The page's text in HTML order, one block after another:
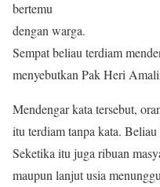
bertemu
dengan warga.
Sempat beliau terdiam
menyebutkan Pak Heri
Mendengar kata tersebut,
itu terdiam tanpa kata.
Seketika itu juga ribuan
maupun lanjut usia